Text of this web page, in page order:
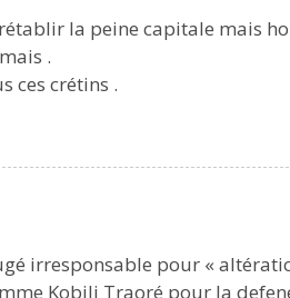
la peine capitale mais
.
ces crétins .
irresponsable pour «
Kobili Traoré pour la